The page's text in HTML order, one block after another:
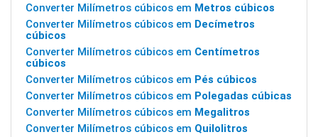
Converter Milímetros cúbicos em Metros cúbicos
Converter Milímetros cúbicos em Decímetros
cúbicos
Converter Milímetros cúbicos em Centímetros
cúbicos
Converter Milímetros cúbicos em Pés cúbicos
Converter Milímetros cúbicos em Polegadas cúbicas
Converter Milímetros cúbicos em Megalitros
Converter Milímetros cúbicos em Quilolitros